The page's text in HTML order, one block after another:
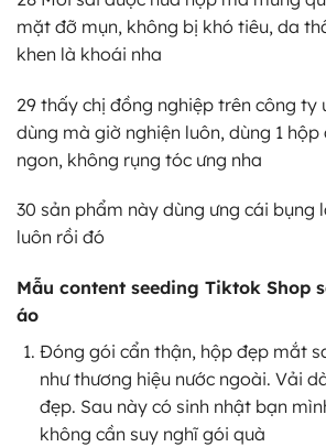
mặt đỡ mụn, không bị khó tiêu, da
khen là khoái nha
29 thấy chị đồng nghiệp trên công ty
dùng mà giờ nghiện luôn, dùng 1
ngon, không rụng tóc ưng nha
30 sản phẩm này dùng ưng cái bụng
luôn rồi đó
Mẫu content seeding Tiktok Shop
áo
Đóng gói cẩn thận, hộp đẹp mắt
như thương hiệu nước ngoài. Vải
đẹp. Sau này có sinh nhật bạn
không cần suy nghĩ gói quà